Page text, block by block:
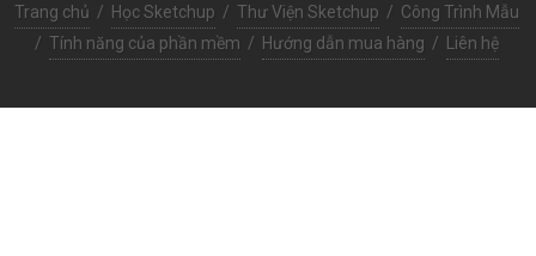
Trang chủ / Học Sketchup / Thư Viện Sketchup / Công Trình Mẫu
/ Tính năng của phần mềm / Hướng dẫn mua hàng / Liên hệ